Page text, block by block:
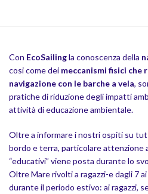
Con EcoSailingla conoscenza della
cosi come dei meccanismi fisici che
navigazione con le barche a vela,
pratiche di riduzione degli impatti
attività di educazione ambientale.
Oltre a informare i nostri ospiti su
bordo e terra, particolare attenzione
“educativi” viene posta durante lo
Oltre Mare rivolti a ragazzi-e dagli 7
durante il periodo estivo: ai ragazzi,